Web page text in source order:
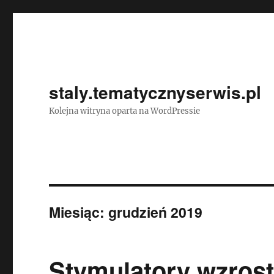
staly.tematycznyserwis.pl
Kolejna witryna oparta na WordPressie
Miesiąc:grudzień 2019